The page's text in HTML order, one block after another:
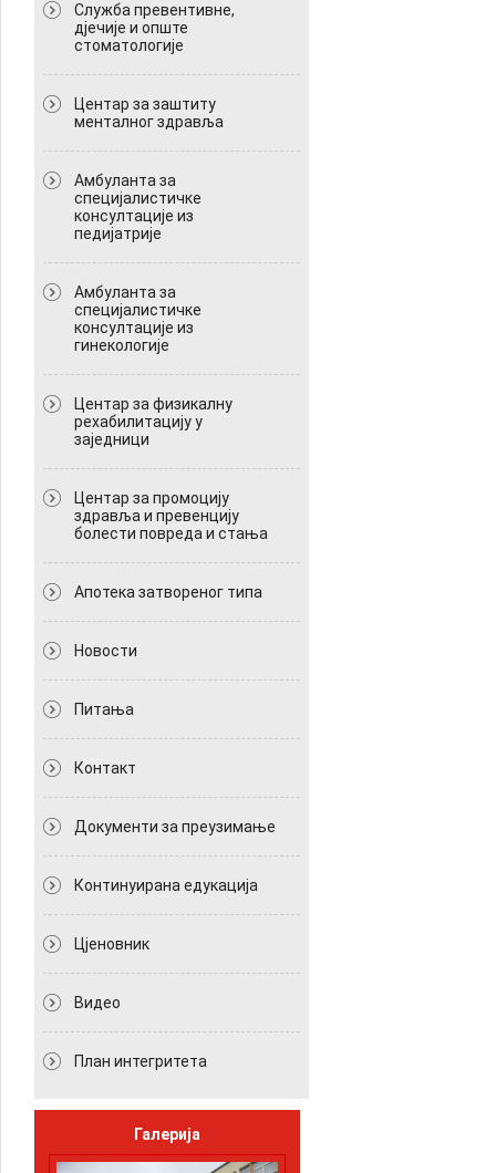
Служба превентивне,
дјечије и опште
стоматологије
Центар за заштиту
менталног здравља
Амбуланта за
специјалистичке
консултације из
педијатрије
Амбуланта за
специјалистичке
консултације из
гинекологије
Центар за физикалну
рехабилитацију у
заједници
Центар за промоцију
здравља и превенцију
болести повреда и стања
Апотека затвореног типа
Новости
Питања
Контакт
Документи за преузимање
Континуирана едукација
Цјеновник
Видео
План интегритета
Галерија